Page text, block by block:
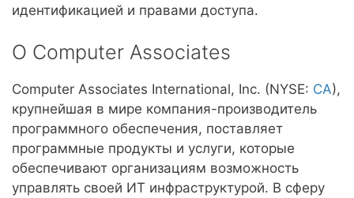
идентификацией и правами доступа.
O Computer Associates
Computer Associates International, Inc. (NYSE: CA),
крупнейшая в мире компания-производитель
программного обеспечения, поставляет
программные продукты и услуги, которые
обеспечивают организациям возможность
управлять своей ИТ инфраструктурой. В сферу